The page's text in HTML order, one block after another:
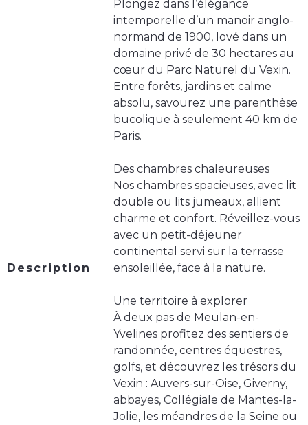
Description
Plongez dans l’élégance
intemporelle d’un manoir anglo-
normand de 1900, lové dans un
domaine privé de 30 hectares au
cœur du Parc Naturel du Vexin.
Entre forêts, jardins et calme
absolu, savourez une parenthèse
bucolique à seulement 40 km de
Paris.
Des chambres chaleureuses
Nos chambres spacieuses, avec lit
double ou lits jumeaux, allient
charme et confort. Réveillez-vous
avec un petit-déjeuner
continental servi sur la terrasse
ensoleillée, face à la nature.
Une territoire à explorer
À deux pas de Meulan-en-
Yvelines profitez des sentiers de
randonnée, centres équestres,
golfs, et découvrez les trésors du
Vexin : Auvers-sur-Oise, Giverny,
abbayes, Collégiale de Mantes-la-
Jolie, les méandres de la Seine ou